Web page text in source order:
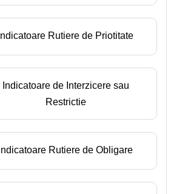
Indicatoare Rutiere de Priotitate
Indicatoare de Interzicere sau
Restrictie
Indicatoare Rutiere de Obligare